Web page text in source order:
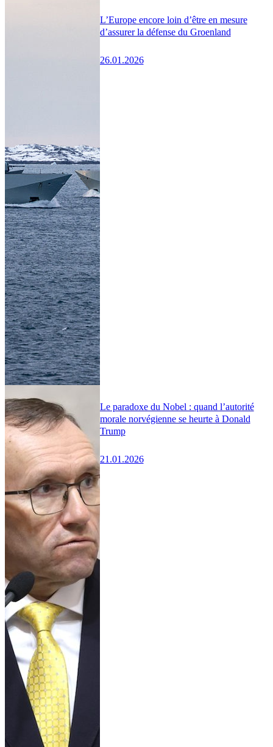
L’Europe encore loin d’être en mesure
d’assurer la défense du Groenland
26.01.2026
Le paradoxe du Nobel : quand l’autorité
morale norvégienne se heurte à Donald
Trump
21.01.2026